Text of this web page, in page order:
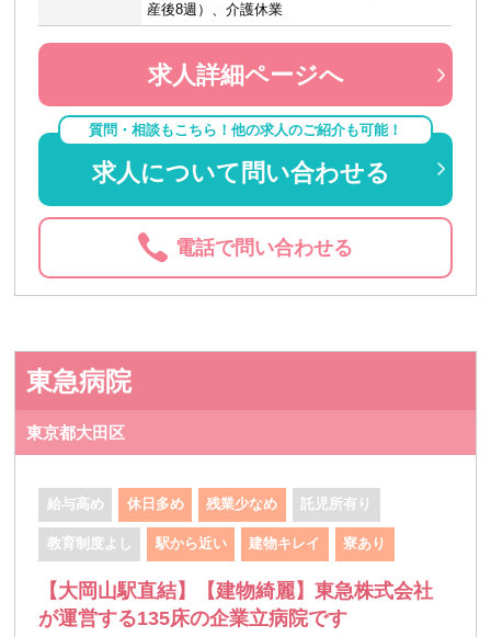
産後8週）、介護休業
求人詳細ページへ
質問・相談もこちら！他の求人のご紹介も可能！
求人について問い合わせる
電話で問い合わせる
東急病院
東京都大田区
給与高め 休日多め 残業少なめ 託児所有り
教育制度よし 駅から近い 建物キレイ 寮あり
【大岡山駅直結】【建物綺麗】東急株式会社
が運営する135床の企業立病院です